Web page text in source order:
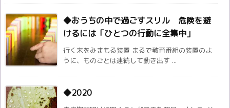
◆おうちの中で過ごすスリル 危険を避
けるには「ひとつの行動に全集中」
行く末をみまもる装置 まるで教育番組の装置のよ
うに、ものごとは連続して動き出す ...
◆2020